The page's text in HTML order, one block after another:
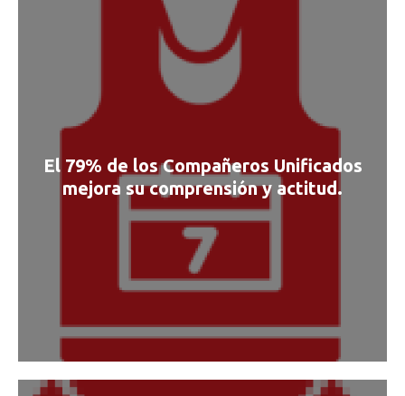
El 79% de los Compañeros Unificados
mejora su comprensión y actitud.